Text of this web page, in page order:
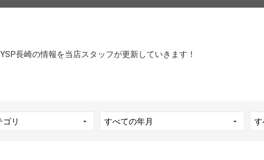
YSP長崎の情報を当店スタッフが更新していきます！